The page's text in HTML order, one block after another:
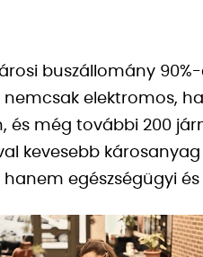
buszállomány
elektromos,
és még további 200
kevesebb
egészségügyi